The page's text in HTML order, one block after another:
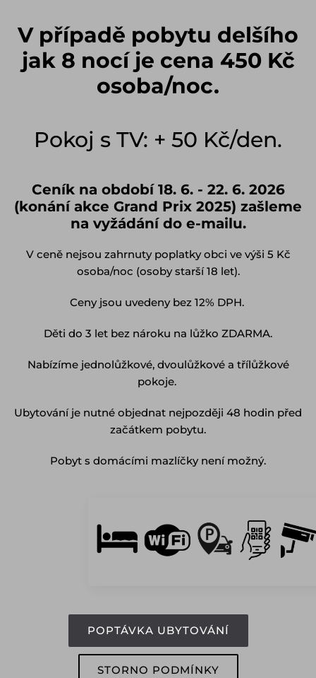
V případě pobytu delšího
jak 8 nocí je cena 450 Kč
osoba/noc.
Pokoj s TV: + 50 Kč/den.
Ceník na období 18. 6. - 22. 6. 2026
(konání akce Grand Prix 2025) zašleme
na vyžádání do e-mailu.
V ceně nejsou zahrnuty poplatky obci ve výši 5 Kč
osoba/noc (osoby starší 18 let).
Ceny jsou uvedeny bez 12% DPH.
Děti do 3 let bez nároku na lůžko ZDARMA.
Nabízíme jednolůžkové, dvoulůžkové a třílůžkové
pokoje.
Ubytování je nutné objednat nejpozději 48 hodin před
začátkem pobytu.
Pobyt s domácími mazlíčky není možný.
POPTÁVKA UBYTOVÁNÍ
STORNO PODMÍNKY